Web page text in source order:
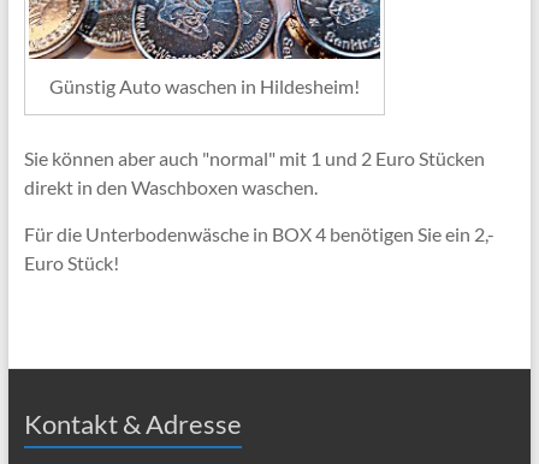
Günstig Auto waschen in Hildesheim!
Sie können aber auch "normal" mit 1 und 2 Euro Stücken
direkt in den Waschboxen waschen.
Für die Unterbodenwäsche in BOX 4 benötigen Sie ein 2,-
Euro Stück!
Kontakt & Adresse